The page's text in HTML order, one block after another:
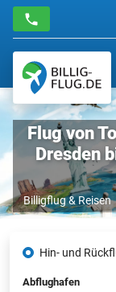
Flug von
Dresden
Billigflug & Reisen
Hin- und
Abflughafen